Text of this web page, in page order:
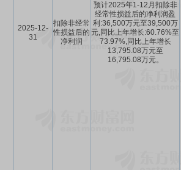
2025-12-
31
扣除非经常
性损益后的
净利润
预计2025年1-12月扣除非
经常性损益后的净利润盈
利:36,500万元至39,500万
元,同比上年增长:60.76%至
73.97%,同比上年增长
13,795.08万元至
16,795.08万元。